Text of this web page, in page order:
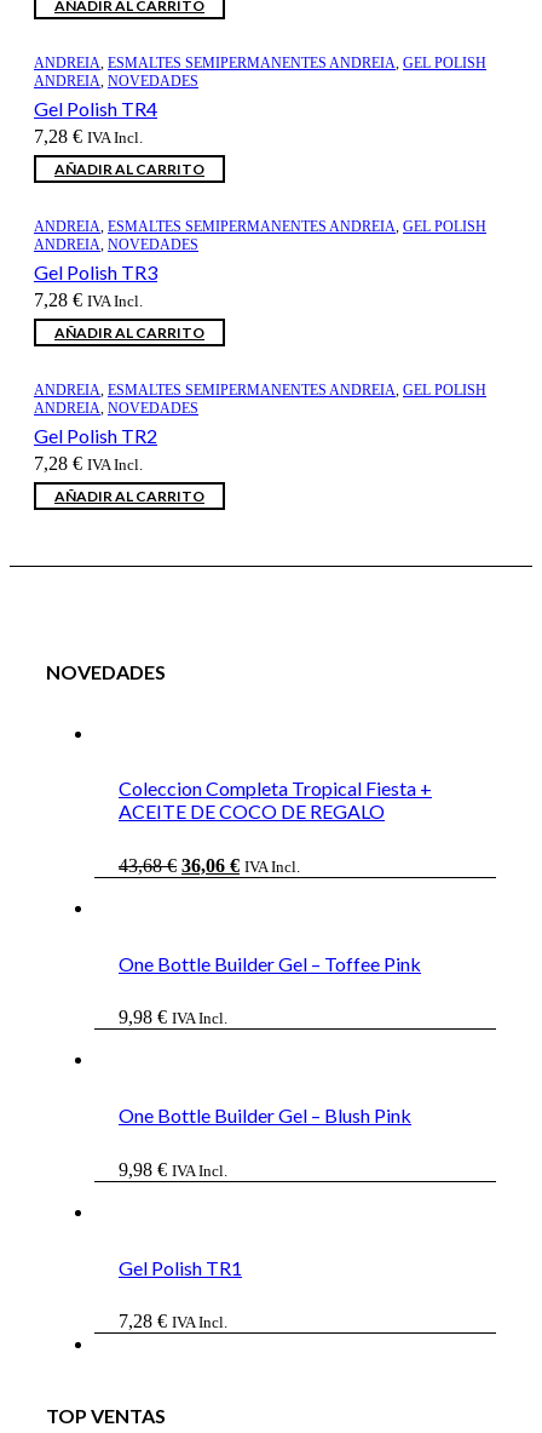
AÑADIR AL CARRITO
ANDREIA, ESMALTES SEMIPERMANENTES ANDREIA, GEL POLISH
ANDREIA, NOVEDADES
Gel Polish TR4
7,28 € IVA Incl.
AÑADIR AL CARRITO
ANDREIA, ESMALTES SEMIPERMANENTES ANDREIA, GEL POLISH
ANDREIA, NOVEDADES
Gel Polish TR3
7,28 € IVA Incl.
AÑADIR AL CARRITO
ANDREIA, ESMALTES SEMIPERMANENTES ANDREIA, GEL POLISH
ANDREIA, NOVEDADES
Gel Polish TR2
7,28 € IVA Incl.
AÑADIR AL CARRITO
NOVEDADES
Coleccion Completa Tropical Fiesta +
ACEITE DE COCO DE REGALO
43,68€ El
36,06 €ElIVA Incl.
One Bottle Builder Gel – Toffee Pink
9,98 € IVA Incl.
One Bottle Builder Gel – Blush Pink
9,98 € IVA Incl.
Gel Polish TR1
7,28 € IVA Incl.
TOP VENTAS